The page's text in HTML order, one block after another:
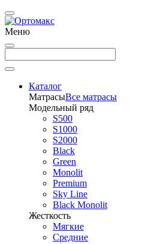
Меню
Каталог
МатрасыВсе матрасы
Модельный ряд
S500
S1000
S2000
Black
Green
Monolit
Premium
Sky Line
Black Monolit
Жесткость
Мягкие
Средние